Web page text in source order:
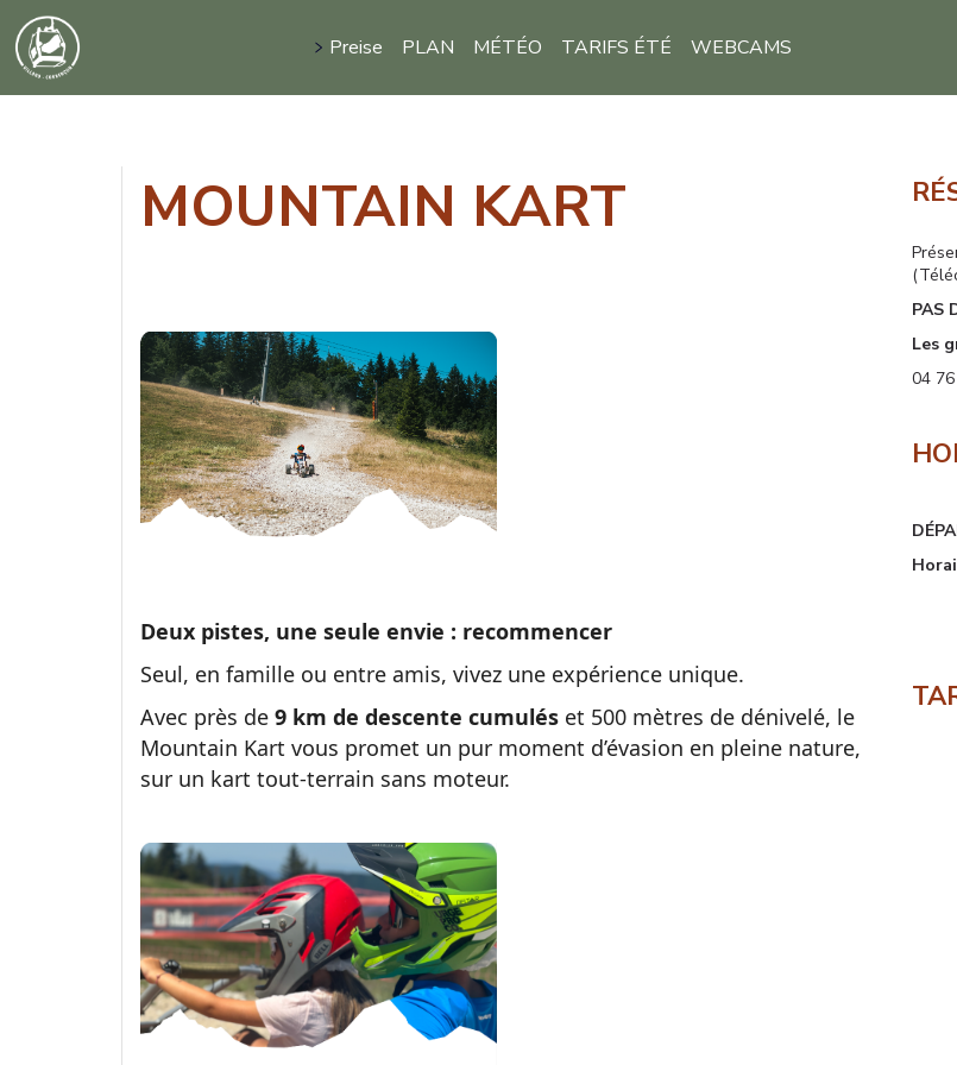
Preise PLAN MÉTÉO TARIFS ÉTÉ WEBCAMS
MOUNTAIN KART
Deux pistes, une seule envie : recommencer
Seul, en famille ou entre amis, vivez une expérience unique.
Avec près de 9 km de descente cumulés et 500 mètres de dénivelé, le
Mountain Kart vous promet un pur moment d’évasion en pleine nature,
sur un kart tout-terrain sans moteur.
PAS
Les
04